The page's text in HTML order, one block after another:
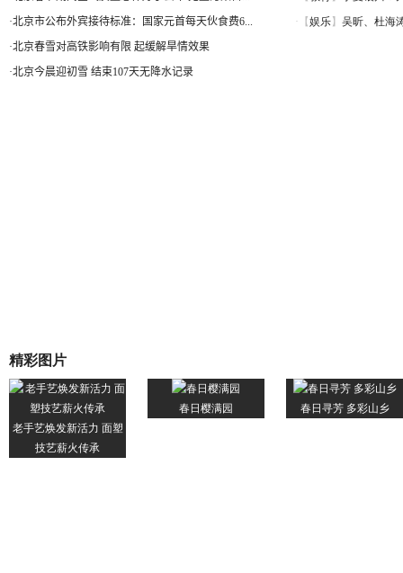
·北京市公布外宾接待标准：国家元首每天伙食费6...
·北京春雪对高铁影响有限 起缓解旱情效果
·北京今晨迎初雪 结束107天无降水记录